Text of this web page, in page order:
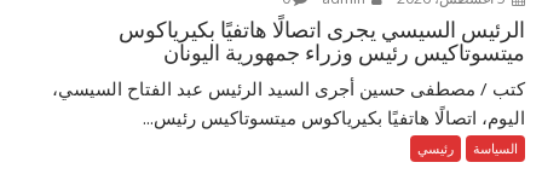
الرئيس السيسي يجرى اتصالًا هاتفيًا بكيرياكوس
ميتسوتاكيس رئيس وزراء جمهورية اليونان
كتب / مصطفى حسين أجرى السيد الرئيس عبد الفتاح السيسي،
اليوم، اتصالًا هاتفيًا بكيرياكوس ميتسوتاكيس رئيس...
السياسة رئيسي